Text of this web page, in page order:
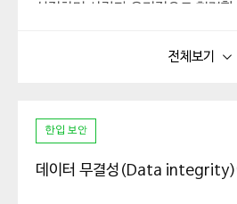
설정하며 사람과 유기적으로 협력
책을 만들어 내려보내는 한편, 위협
전체보기
한입 보안
데이터 무결성(Data integrity)